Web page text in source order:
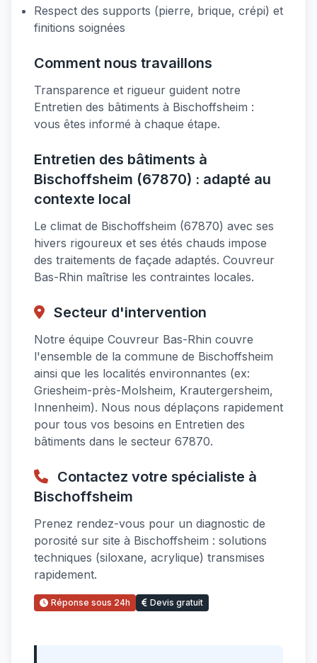
Respect des supports (pierre, brique, crépi) et
finitions soignées
Comment nous travaillons
Transparence et rigueur guident notre
Entretien des bâtiments à Bischoffsheim :
vous êtes informé à chaque étape.
Entretien des bâtiments à
Bischoffsheim (67870) : adapté au
contexte local
Le climat de Bischoffsheim (67870) avec ses
hivers rigoureux et ses étés chauds impose
des traitements de façade adaptés. Couvreur
Bas-Rhin maîtrise les contraintes locales.
Secteur d'intervention
Notre équipe Couvreur Bas-Rhin couvre
l'ensemble de la commune de Bischoffsheim
ainsi que les localités environnantes (ex:
Griesheim-près-Molsheim, Krautergersheim,
Innenheim). Nous nous déplaçons rapidement
pour tous vos besoins en Entretien des
bâtiments dans le secteur 67870.
Contactez votre spécialiste à
Bischoffsheim
Prenez rendez-vous pour un diagnostic de
porosité sur site à Bischoffsheim : solutions
techniques (siloxane, acrylique) transmises
rapidement.
Réponse sous 24h Devis gratuit